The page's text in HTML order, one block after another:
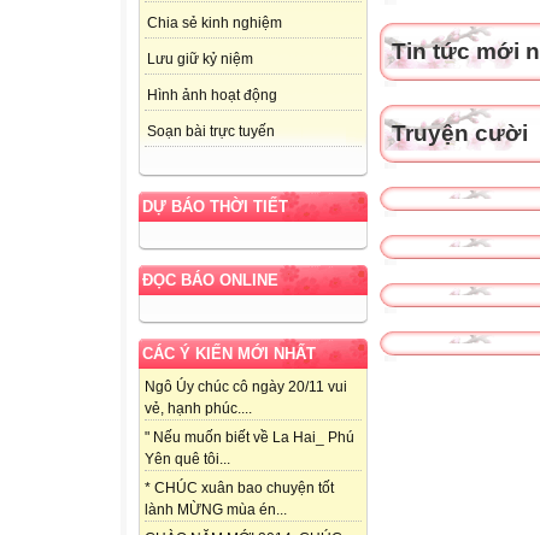
Chia sẻ kinh nghiệm
Lưu giữ kỷ niệm
Hình ảnh hoạt động
Soạn bài trực tuyến
DỰ BÁO THỜI TIẾT
ĐỌC BÁO ONLINE
CÁC Ý KIẾN MỚI NHẤT
Ngô Úy chúc cô ngày 20/11 vui
vẻ, hạnh phúc....
" Nếu muốn biết về La Hai_ Phú
Yên quê tôi...
* CHÚC xuân bao chuyện tốt
lành MỪNG mùa én...
Tin tức mới
Truyện cười